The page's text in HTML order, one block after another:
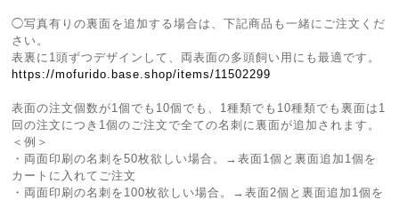
◯写真有りの裏面を追加する場合は、下記商品も一緒にご注文くだ
さい。
表裏に1頭ずつデザインして、両表面の多頭飼い用にも最適です。
https://mofurido.base.shop/items/11502299
表面の注文個数が1個でも10個でも、1種類でも10種類でも裏面は1
回の注文につき1個のご注文で全ての名刺に裏面が追加されます。
＜例＞
・両面印刷の名刺を50枚欲しい場合。→表面1個と裏面追加1個を
カートに入れてご注文
・両面印刷の名刺を100枚欲しい場合。→表面2個と裏面追加1個を